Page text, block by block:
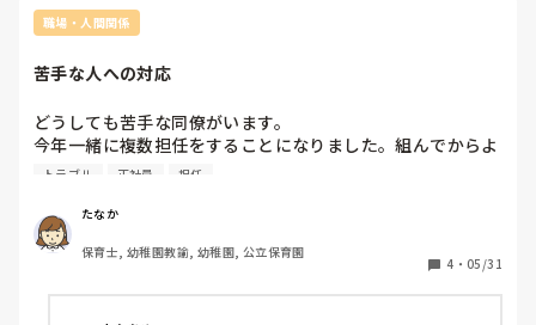
っかり順番を守ることを
伝えます。怒って、泣いてめんどくさいって思うかもしれませ
だと思うのでもし守れたらとことん褒めます。これでもかって
あくまでも一意見なので絶対してくださいとは言えませんが参
考程度に💦
職場・人間関係
苦手な人への対応
どうしても苦手な同僚がいます。
今年一緒に複数担任をすることになりました。組んでからよ
り苦手意識を持つようになり対応がかなり辛辣になってきて
他の保育者から○○さんへの対応が少し怖いよと言われてし
まいました。
みなさん、苦手な保育者との連携で声色や対応ってどのよう
トラブル 正社員 担任
たなか
保育士, 幼稚園教諭, 幼稚園, 公立保育園
4 ・ 05/31